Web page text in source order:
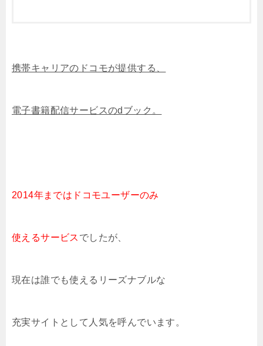
携帯キャリアのドコモが提供する、
電子書籍配信サービスのdブック。
2014年まではドコモユーザーのみ
使えるサービス でしたが、
現在は誰でも使えるリーズナブルな
充実サイトとして人気を呼んでいます。